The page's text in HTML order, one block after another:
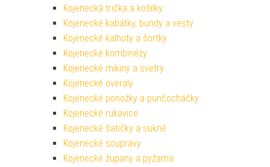
Kojenecká trička a košilky
Kojenecké kabátky, bundy a vesty
Kojenecké kalhoty a šortky
Kojenecké kombinézy
Kojenecké mikiny a svetry
Kojenecké overaly
Kojenecké ponožky a punčocháčky
Kojenecké rukavice
Kojenecké šatičky a sukně
Kojenecké soupravy
Kojenecké župany a pyžama